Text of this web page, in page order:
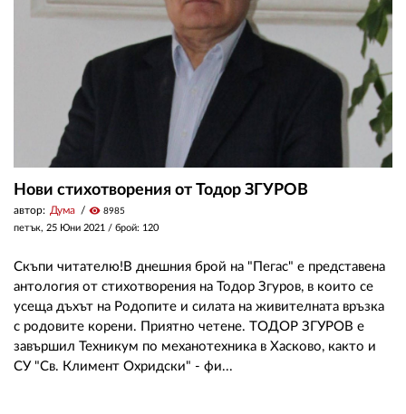
Нови стихотворения от Тодор ЗГУРОВ
автор: Дума visibility 8985
петък, 25 Юни 2021 / брой: 120
Скъпи читателю!В днешния брой на "Пегас" е представена
антология от стихотворения на Тодор Згуров, в които се
усеща дъхът на Родопите и силата на живителната връзка
с родовите корени. Приятно четене. ТОДОР ЗГУРОВ е
завършил Техникум по механотехника в Хасково, както и
СУ "Св. Климент Охридски" - фи...